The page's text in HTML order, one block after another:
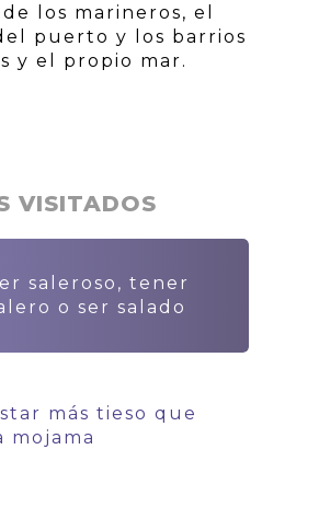
los marineros, el
puerto y los barrios
y el propio mar.
VISITADOS
saleroso, tener
o ser salado
más tieso que
mojama